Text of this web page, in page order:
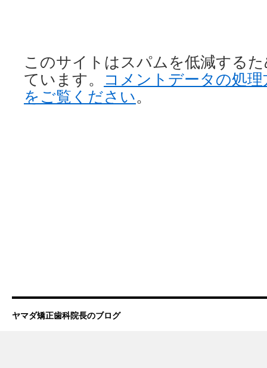
このサイトはスパムを低減するた
ています。
コメントデータの処
をご覧ください。
ヤマダ矯正歯科院長のブログ